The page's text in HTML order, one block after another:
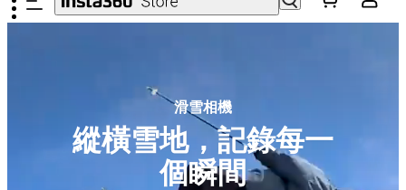
滑雪相機
縱橫雪地，記錄每一
個瞬間